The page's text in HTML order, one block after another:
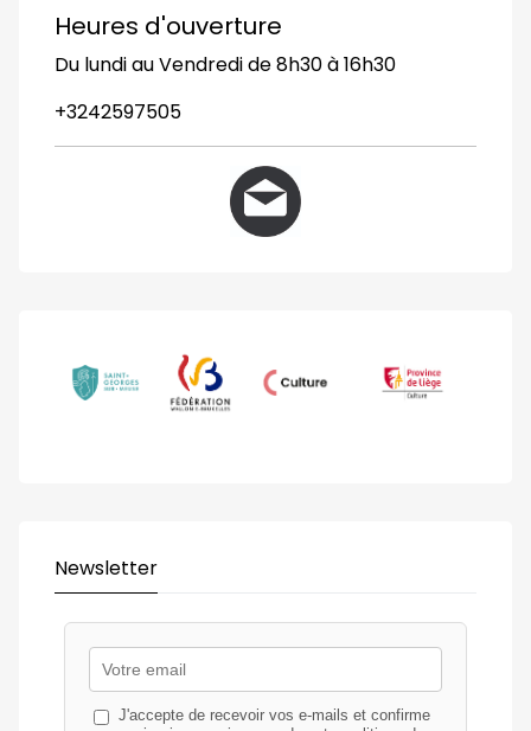
Heures d'ouverture
Du lundi au Vendredi de 8h30 à 16h30
+3242597505
Newsletter